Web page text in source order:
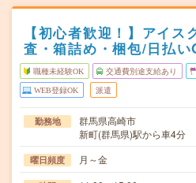
【初心者歓迎！】アイス
査・箱詰め・梱包/日払い
職種未経験OK 交通費別途支給あり
WEB登録OK 派遣
勤務地
群馬県高崎市
新町(群馬県)駅から車4分
曜日頻度 月～金